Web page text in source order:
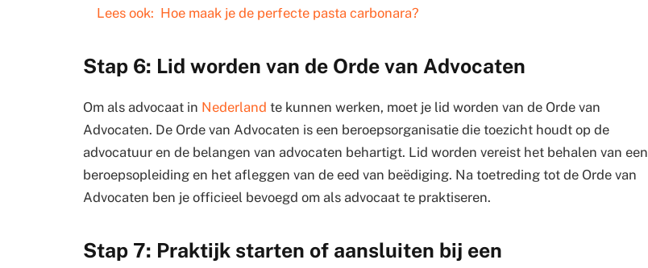
Lees ook: Hoe maak je de perfecte pasta carbonara?
Stap 6: Lid worden van de Orde van Advocaten
Om als advocaat in Nederland te kunnen werken, moet je lid worden van de Orde van
Advocaten. De Orde van Advocaten is een beroepsorganisatie die toezicht houdt op de
advocatuur en de belangen van advocaten behartigt. Lid worden vereist het behalen van een
beroepsopleiding en het afleggen van de eed van beëdiging. Na toetreding tot de Orde van
Advocaten ben je officieel bevoegd om als advocaat te praktiseren.
Stap 7: Praktijk starten of aansluiten bij een